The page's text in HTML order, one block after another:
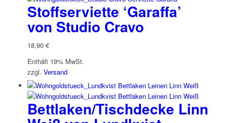
Stoffserviette ‘Garaffa’
von Studio Cravo
18,90 €
Enthält 19% MwSt.
zzgl. Versand
Bettlaken/Tischdecke Linn